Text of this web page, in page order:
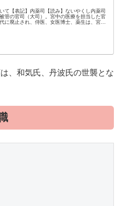
て【表記】内薬司【読み】ないやくし内薬司
管の官司（大司）。宮中の医療を担当した官
に廃止され、侍医、女医博士、薬生は、宮内
、和気氏、丹波氏の世襲とな